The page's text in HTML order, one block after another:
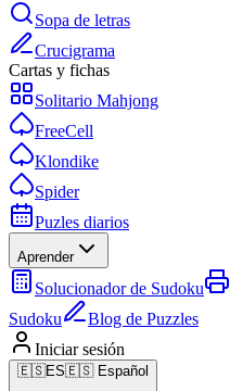
Sopa de letras
Crucigrama
Cartas y fichas
Solitario Mahjong
FreeCell
Klondike
Spider
Puzles diarios
Aprender
Solucionador de Sudoku
Sudoku
Blog de Puzzles
Iniciar sesión
🇪🇸ES🇪🇸 Español